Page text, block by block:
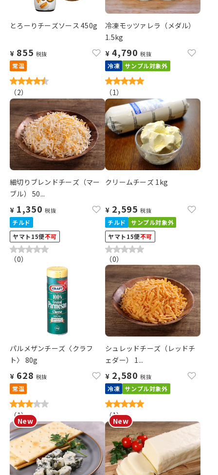
とろーりチーズソース 450g
¥ 855 税抜
常温
（2）
冷凍モッツァレラ（メダル）
1.5kg
¥ 4,790 税抜
冷凍 サンプル対象外
（1）
細切りブレンドチーズ（マー
ブル） 50...
¥ 1,350 税抜
チルド
ヤマト15便不可
（0）
クリームチーズ 1kg
¥ 2,595 税抜
チルド
サンプル対象外
ヤマト15便不可
（0）
パルメザンチーズ〈クラフ
ト〉 80g
¥ 628 税抜
常温
（1）
シュレッドチーズ（レッドチ
ェダー） 1...
¥ 2,580 税抜
冷凍 サンプル対象外
（1）